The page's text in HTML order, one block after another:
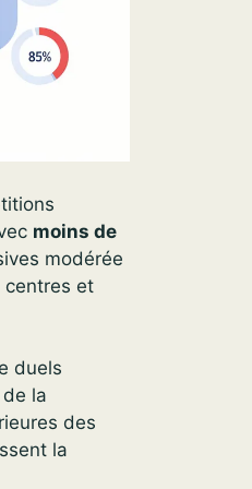
moins de
modérée
centres et
duels
la
des
la